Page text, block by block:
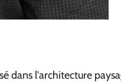
dans l'architecture